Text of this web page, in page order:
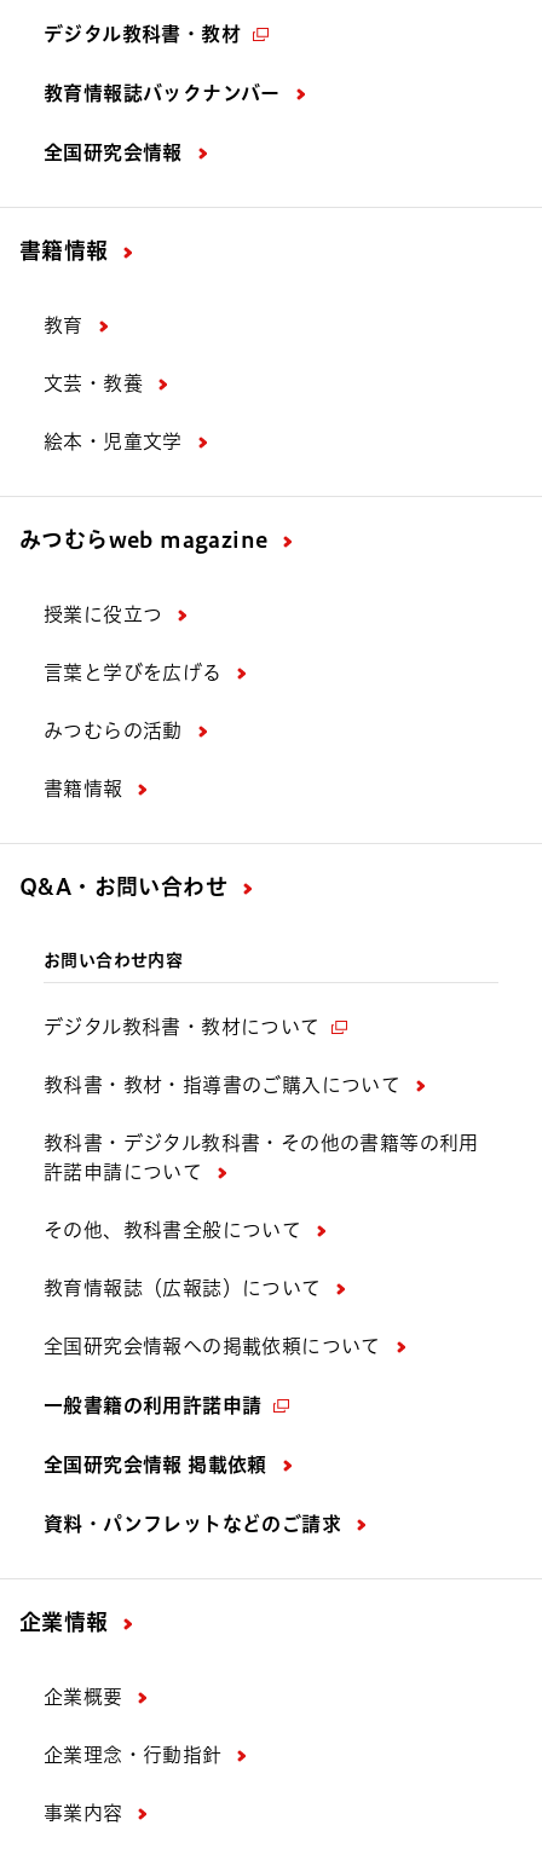
デジタル教科書・教材
教育情報誌バックナンバー
全国研究会情報
書籍情報
教育
文芸・教養
絵本・児童文学
みつむらweb magazine
授業に役立つ
言葉と学びを広げる
みつむらの活動
書籍情報
Q&A・お問い合わせ
お問い合わせ内容
デジタル教科書・教材について
教科書・教材・指導書のご購入について
教科書・デジタル教科書・その他の書籍等の利用
許諾申請について
その他、教科書全般について
教育情報誌（広報誌）について
全国研究会情報への掲載依頼について
一般書籍の利用許諾申請
全国研究会情報 掲載依頼
資料・パンフレットなどの ご請求
企業情報
企業概要
企業理念・行動指針
事業内容